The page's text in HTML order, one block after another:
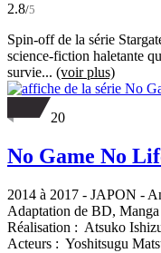
2.8/5
Spin-off de la série
science-fiction haletante
survie... (voir plus)
20
No Game No
2014 à 2017 - JAPON -
Adaptation de BD, Manga
Réalisation : Atsuko
Acteurs : Yoshitsugu